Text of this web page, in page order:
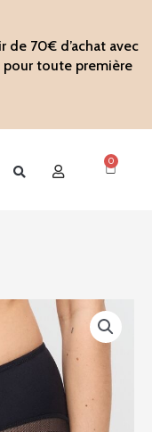
de 70€ d’achat avec
pour toute première
0
Panier